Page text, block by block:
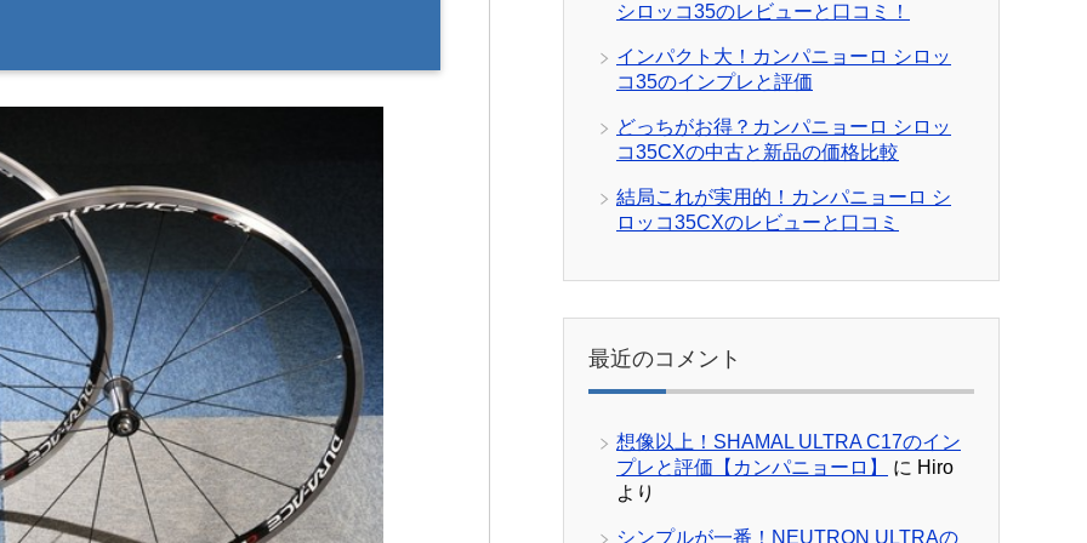
シロッコ35のレビューと口コミ！
インパクト大！カンパニョーロ シロッ
コ35のインプレと評価
どっちがお得？カンパニョーロ シロッ
コ35CXの中古と新品の価格比較
結局これが実用的！カンパニョーロ シ
ロッコ35CXのレビューと口コミ
最近のコメント
想像以上！SHAMAL ULTRA C17のイン
プレと評価【カンパニョーロ】
に Hiro
より
シンプルが一番！NEUTRON ULTRAの